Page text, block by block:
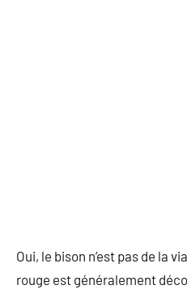
Oui, le bison n’est pas de la
rouge est généralement